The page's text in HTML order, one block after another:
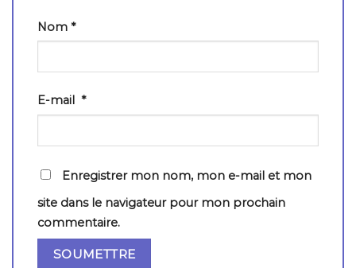
Nom *
E-mail *
Enregistrer mon nom, mon e-mail et mon
site dans le navigateur pour mon prochain
commentaire.